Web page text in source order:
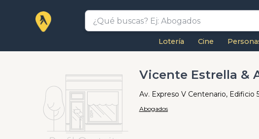
Lotería Cine
Vicente Estrella &
Av. Expreso V Centenario, Edificio
Abogados